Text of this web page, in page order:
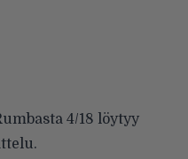
4/18 löytyy